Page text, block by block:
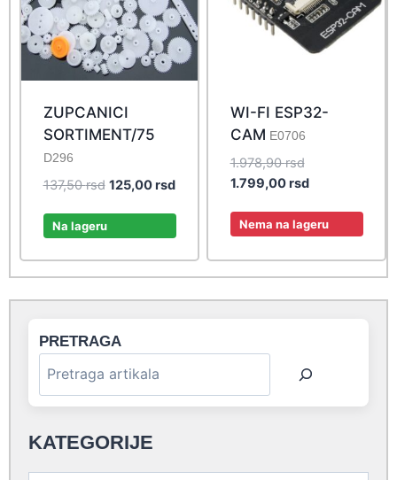
ZUPCANICI
SORTIMENT/75
D296
137,50rsd Original
125,00rsdCurrent
Na lageru
WI-FI ESP32-
CAM E0706
1.978,90rsdOriginal
price
1.978,90 rsd.
1.799,00rsdCurrent
is:
Nema na lageru
PRETRAGA
KATEGORIJE